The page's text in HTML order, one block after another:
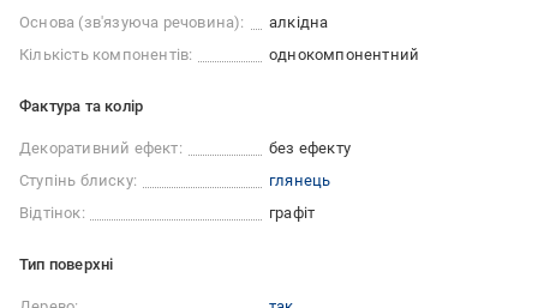
Основа (зв'язуюча речовина):
алкідна
Кількість компонентів:
однокомпонентний
Фактура та колір
Декоративний ефект:
без ефекту
Ступінь блиску:
глянець
Відтінок:
графіт
Тип поверхні